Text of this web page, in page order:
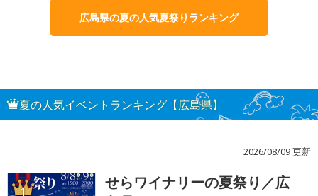
広島県の夏の人気夏祭りランキング
夏の人気イベントランキング【広島県】
2026/08/09 更新
1
せらワイナリーの夏祭り／広